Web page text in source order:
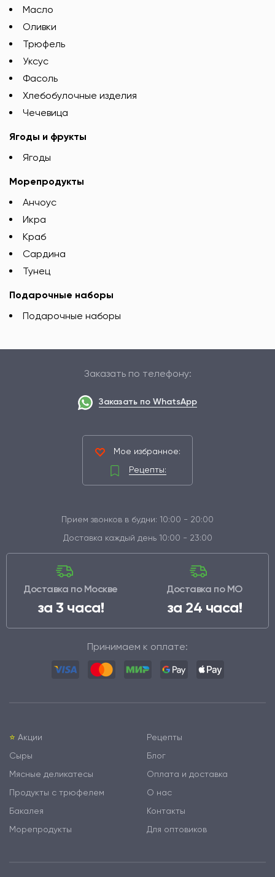
Масло
Оливки
Трюфель
Уксус
Фасоль
Хлебобулочные изделия
Чечевица
Ягоды и фрукты
Ягоды
Морепродукты
Анчоус
Икра
Краб
Сардина
Тунец
Подарочные наборы
Подарочные наборы
Заказать по телефону:
Заказать по WhatsApp
Мое избранное:
Рецепты:
Прием звонков в будни: 10:00 - 20:00
Доставка каждый день 10:00 - 23:00
Доставка по Москве
за 3 часа!
Доставка по МО
за 24 часа!
Принимаем к оплате:
⭐️ Акции
Сыры
Мясные деликатесы
Продукты с трюфелем
Бакалея
Морепродукты
Рецепты
Блог
Оплата и доставка
О нас
Контакты
Для оптовиков